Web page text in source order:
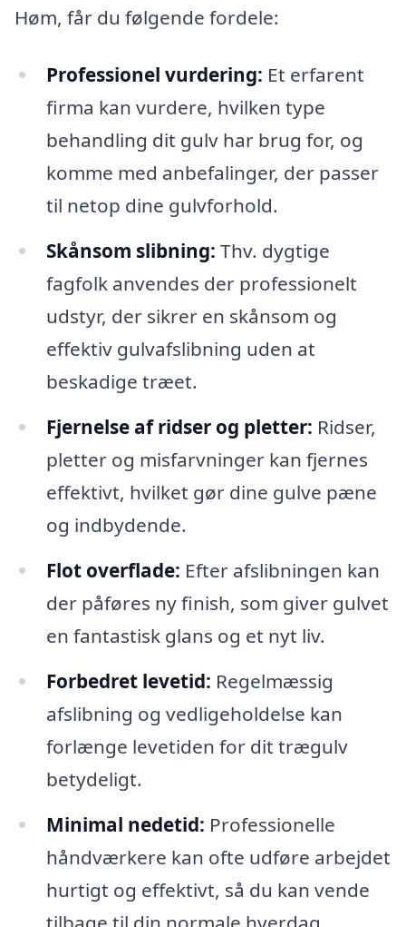
Høm, får du følgende fordele:
Professionel vurdering: Et erfarent
firma kan vurdere, hvilken type
behandling dit gulv har brug for, og
komme med anbefalinger, der passer
til netop dine gulvforhold.
Skånsom slibning: Thv. dygtige
fagfolk anvendes der professionelt
udstyr, der sikrer en skånsom og
effektiv gulvafslibning uden at
beskadige træet.
Fjernelse af ridser og pletter: Ridser,
pletter og misfarvninger kan fjernes
effektivt, hvilket gør dine gulve pæne
og indbydende.
Flot overflade: Efter afslibningen kan
der påføres ny finish, som giver gulvet
en fantastisk glans og et nyt liv.
Forbedret levetid: Regelmæssig
afslibning og vedligeholdelse kan
forlænge levetiden for dit trægulv
betydeligt.
Minimal nedetid: Professionelle
håndværkere kan ofte udføre arbejdet
hurtigt og effektivt, så du kan vende